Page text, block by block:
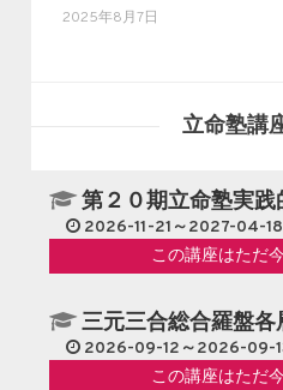
2025年8月7日
立命塾講
第２０期立命塾実
2026-11-21～2027-04-18
この講座はただ
三元三合総合羅盤
2026-09-12～2026-09-
この講座はただ